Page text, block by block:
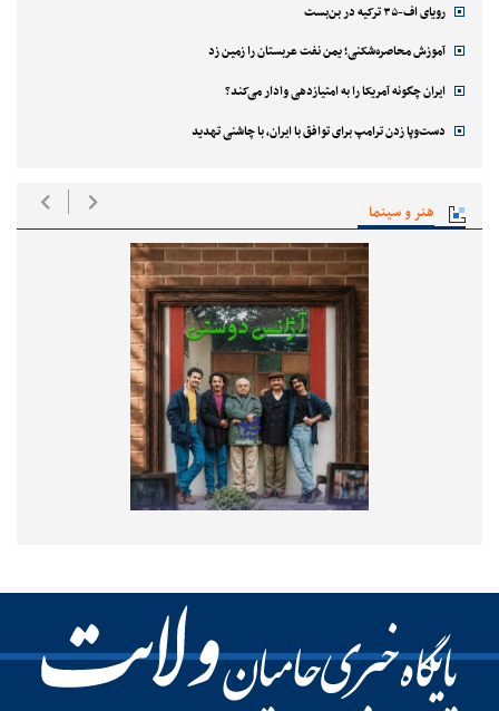
رویای اف-۳۵ ترکیه در بن‌بست
آموزش محاصره‌شکنی؛ یمن نفت عربستان را زمین زد
ایران چگونه آمریکا را به امتیازدهی وادار می‌کند؟
دست‌وپا زدن ترامپ برای توافق با ایران، با چاشنی تهدید
هنر و سینما